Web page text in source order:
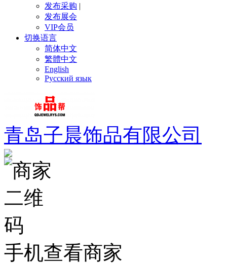
发布采购 |
发布展会
VIP会员
切换语言
简体中文
繁體中文
English
Русский язык
青岛子晨饰品有限公司
手机查看商家